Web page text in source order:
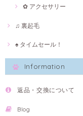
✿ アクセサリー
♫ 裏起毛
♠ タイムセール！
Information
返品・交換について
Blog